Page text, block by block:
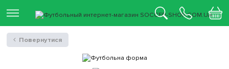
Повернутися